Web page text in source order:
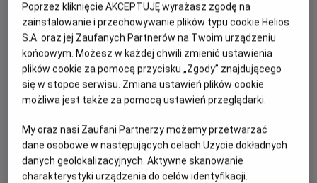
Na czele tej listy znajduje się przywódca czeskiego ruchu
oporu Victor Laszlo (Paul Henreid), którego jedyną nadzieją
jest Rick Blaine (Humphrey Bogart). Rick to cyniczny
Amerykanin, który nie ma zamiaru poświęcać się dla
nikogo... a już na pewno nie dla żony Victora, Ilsy (Ingrid
Bergman), byłej kochanki, która niegdyś złamała mu serce.
umożliwienie Victorowi bezpiecznego wyjazdu z kraju,
zgorzkniały Rick musi dokonać wyboru między własnym
szczęściem a dobrem tych, których życie wisi na włosku.
Poprzez kliknięcie AKCEPTUJĘ wyrażasz zgodę na
zainstalowanie i przechowywanie plików typu cookie Helios
S.A. oraz jej Zaufanych Partnerów na Twoim urządzeniu
końcowym. Możesz w każdej chwili zmienić ustawienia
plików cookie za pomocą przycisku „Zgody” znajdującego
się w stopce serwisu. Zmiana ustawień plików cookie
możliwa jest także za pomocą ustawień przeglądarki.
My oraz nasi Zaufani Partnerzy możemy przetwarzać
dane osobowe w następujących celach:Użycie dokładnych
danych geolokalizacyjnych. Aktywne skanowanie
charakterystyki urządzenia do celów identyfikacji.